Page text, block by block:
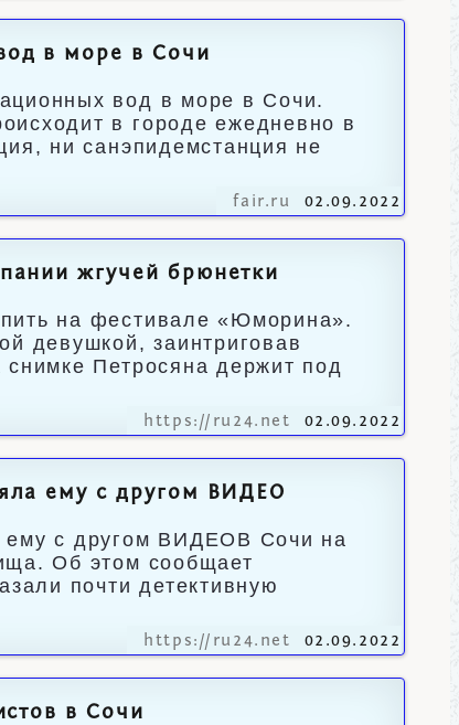
в море в Сочи
вод в море в Сочи.
в городе ежедневно в
ни санэпидемстанция не
fair.ru 02.09.2022
жгучей брюнетки
на фестивале «Юморина».
девушкой, заинтриговав
Петросяна держит под
https://ru24.net 02.09.2022
ему с другом ВИДЕО
ему с другом ВИДЕОВ Сочи на
Об этом сообщает
почти детективную
https://ru24.net 02.09.2022
в Сочи